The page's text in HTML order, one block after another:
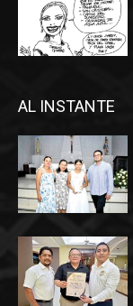
AL INSTANTE